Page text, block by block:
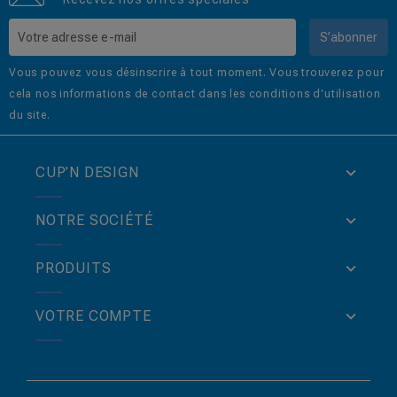
S’abonner
Vous pouvez vous désinscrire à tout moment. Vous trouverez pour
cela nos informations de contact dans les conditions d'utilisation
du site.
CUP’N DESIGN
NOTRE SOCIÉTÉ
PRODUITS
VOTRE COMPTE